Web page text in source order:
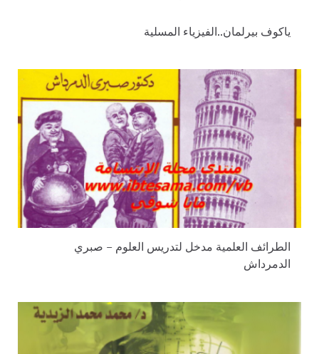
ياكوف بيرلمان..الفيزياء المسلية
الطرائف العلمية مدخل لتدريس العلوم – صبري
الدمرداش